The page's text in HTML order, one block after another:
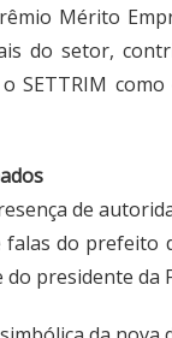
Mérito
do setor,
SETTRIM
de
falas do prefeito
do presidente